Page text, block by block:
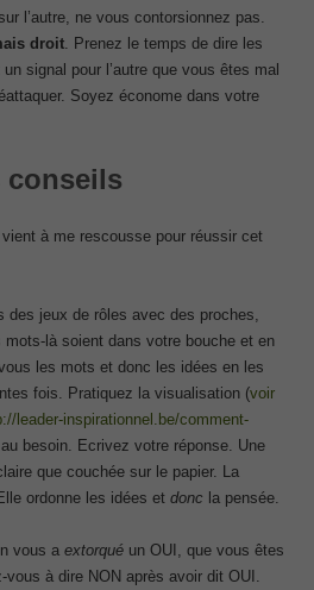
l’autre, ne vous contorsionnez pas.
droit . Prenez le temps de dire les
signal pour l’autre que vous êtes mal
Soyez économe dans votre
conseils
à me rescousse pour réussir cet
jeux de rôles avec des proches,
là soient dans votre bouche et en
les mots et donc les idées en les
fois. Pratiquez la visualisation (voir
leader-inspirationnel.be/comment-
besoin. Ecrivez votre réponse. Une
que couchée sur le papier. La
ordonne les idées et donc la pensée.
vous a extorqué un OUI, que vous êtes
à dire NON après avoir dit OUI.